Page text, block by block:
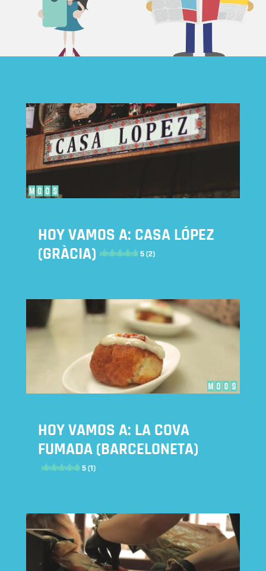
HOY VAMOS A: CASA LÓPEZ
(GRÀCIA)
5 (2)
HOY VAMOS A: LA COVA
FUMADA (BARCELONETA)
5 (1)